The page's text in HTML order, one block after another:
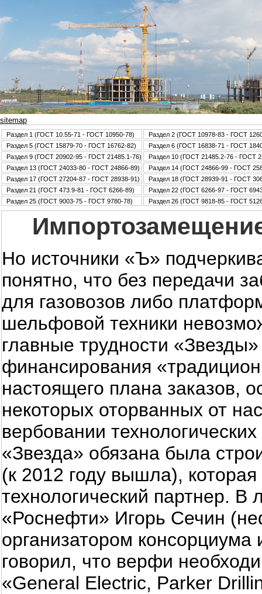
sitemap
Раздел 1 (ГОСТ 10.55-71 - ГОСТ 10950-78)
Раздел 2 (ГОСТ 10978-83 - ГОСТ
Раздел 5 (ГОСТ 15879-70 - ГОСТ 16762-82)
Раздел 6 (ГОСТ 16838-71 - ГОСТ
Раздел 9 (ГОСТ 20902-95 - ГОСТ 21485.1-76)
Раздел 10 (ГОСТ 21485.2-76 - ГОСТ
Раздел 13 (ГОСТ 24033-80 - ГОСТ 24866-89)
Раздел 14 (ГОСТ 24866-99 - ГОСТ
Раздел 17 (ГОСТ 27204-87 - ГОСТ 28938-91)
Раздел 18 (ГОСТ 28939-91 - ГОСТ
Раздел 21 (ГОСТ 473.9-81 - ГОСТ 6266-89)
Раздел 22 (ГОСТ 6266-97 - ГОСТ
Раздел 25 (ГОСТ 9003-75 - ГОСТ 9780-78)
Раздел 26 (ГОСТ 9818-85 - ГОСТ
Но источники «Ъ»
понятно, что без передачи
для газовозов либо
шельфовой техники
главные трудности
финансирования
настоящего плана заказов,
некоторых оторванных от
вербовании
«Звезда» обязана была
(к 2012 году вышла),
технологический партнер. В
«Роснефти» Игорь Сечин
организатором
говорил, что верфи
«General Electric, Parker